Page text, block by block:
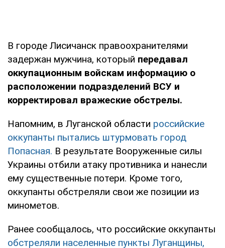
В городе Лисичанск правоохранителями
задержан мужчина, который передавал
оккупационным войскам информацию о
расположении подразделений ВСУ и
корректировал вражеские обстрелы.
Напомним, в Луганской области российские
оккупанты пытались штурмовать город
Попасная. В результате Вооруженные силы
Украины отбили атаку противника и нанесли
ему существенные потери. Кроме того,
оккупанты обстреляли свои же позиции из
минометов.
Ранее сообщалось, что российские оккупанты
обстреляли населенные пункты Луганщины,